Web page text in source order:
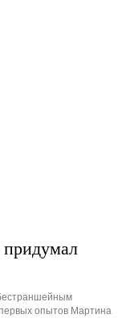
опытов Мартина